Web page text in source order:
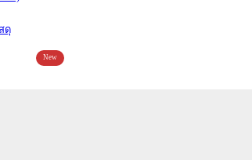
ดุ
New